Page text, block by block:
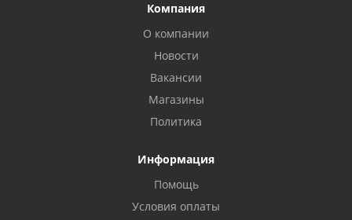
Компания
О компании
Новости
Вакансии
Магазины
Политика
Информация
Помощь
Условия оплаты